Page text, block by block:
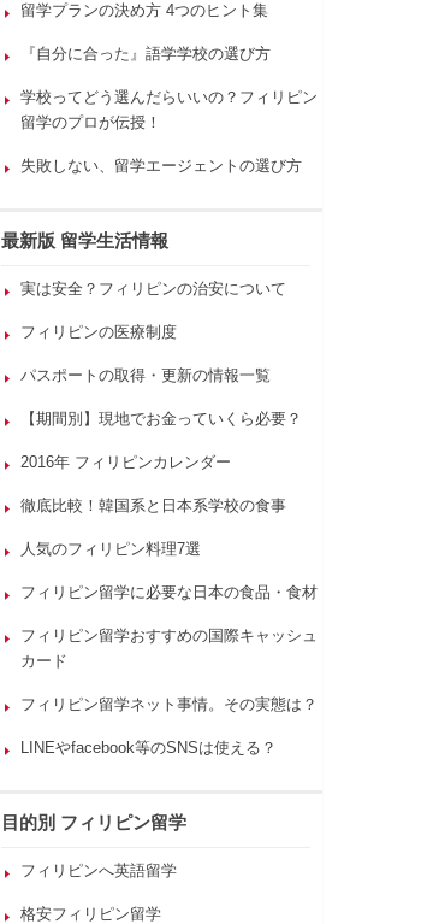
留学プランの決め方 4つのヒント集
『自分に合った』語学学校の選び方
学校ってどう選んだらいいの？フィリピン
留学のプロが伝授！
失敗しない、留学エージェントの選び方
最新版 留学生活情報
実は安全？フィリピンの治安について
フィリピンの医療制度
パスポートの取得・更新の情報一覧
【期間別】現地でお金っていくら必要？
2016年 フィリピンカレンダー
徹底比較！韓国系と日本系学校の食事
人気のフィリピン料理7選
フィリピン留学に必要な日本の食品・食材
フィリピン留学おすすめの国際キャッシュ
カード
フィリピン留学ネット事情。その実態は？
LINEやfacebook等のSNSは使える？
目的別 フィリピン留学
フィリピンへ英語留学
格安フィリピン留学